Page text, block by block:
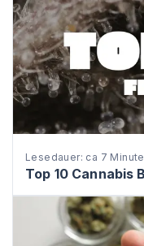
Lesedauer: ca 7
Top 10 Cannabis